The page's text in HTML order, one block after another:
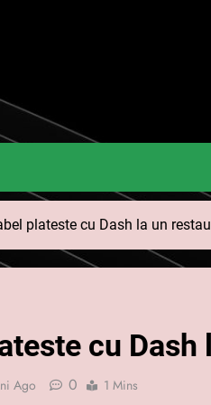
plateste cu Dash la un
cu
Ago 0 1 Mins